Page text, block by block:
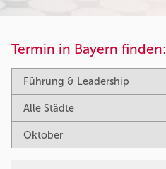
Termin in Bayern finden: